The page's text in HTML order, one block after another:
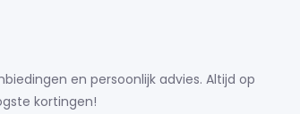
en persoonlijk advies. Altijd op
kortingen!